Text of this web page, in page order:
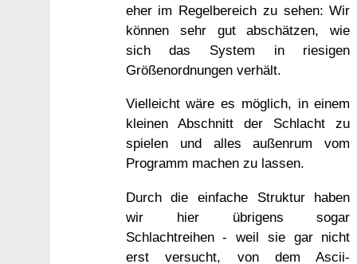
eher im Regelbereich zu sehen: Wir
können sehr gut abschätzen, wie
sich das System in riesigen
Größenordnungen verhält.
Vielleicht wäre es möglich, in einem
kleinen Abschnitt der Schlacht zu
spielen und alles außenrum vom
Programm machen zu lassen.
Durch die einfache Struktur haben
wir hier übrigens sogar
Schlachtreihen - weil sie gar nicht
erst versucht, von dem Ascii-